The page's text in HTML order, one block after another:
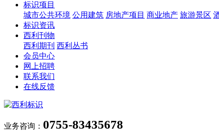
标识项目
城市公共环境 公用建筑 房地产项目 商业地产 旅游景区
标识资讯
西利刊物
西利期刊 西利丛书
会员中心
网上招聘
联系我们
在线反馈
业务咨询： 0755-83435678